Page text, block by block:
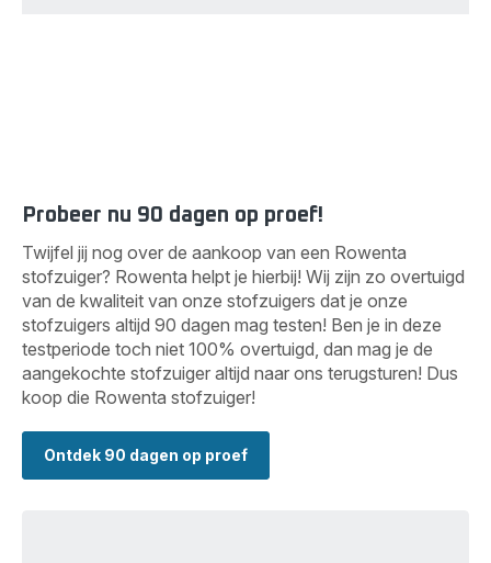
Probeer nu 90 dagen op proef!
Twijfel jij nog over de aankoop van een Rowenta
stofzuiger? Rowenta helpt je hierbij! Wij zijn zo overtuigd
van de kwaliteit van onze stofzuigers dat je onze
stofzuigers altijd 90 dagen mag testen! Ben je in deze
testperiode toch niet 100% overtuigd, dan mag je de
aangekochte stofzuiger altijd naar ons terugsturen! Dus
koop die Rowenta stofzuiger!
Ontdek 90 dagen op proef